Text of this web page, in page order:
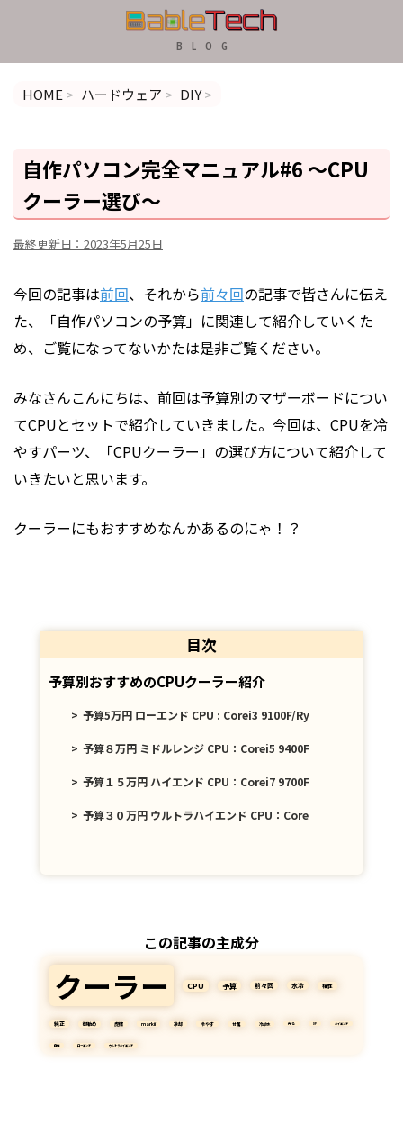
B L O G
HOME > ハードウェア > DIY>
自作パソコン完全マニュアル#6 〜CPU
クーラー選び～
最終更新日： 2023年5月25日
今回の記事は前回、それから前々回の記事で皆さんに伝え
た、「自作パソコンの予算」に関連して紹介していくた
め、ご覧になってないかたは是非ご覧ください。
みなさんこんにちは、前回は予算別のマザーボードについ
てCPUとセットで紹介していきました。今回は、CPUを冷
やすパーツ、「CPUクーラー」の選び方について紹介して
いきたいと思います。
クーラーにもおすすめなんかあるのにゃ！？
目次
予算別おすすめのCPUクーラー紹介
予算5万円 ローエンド CPU : Corei3 9100F/Ryzen 3 3200G
予算８万円 ミドルレンジ CPU：Corei5 9400F / Ryzen5 2600
予算１５万円 ハイエンド CPU：Corei7 9700F / Ryzen7 3700X
予算３０万円 ウルトラハイエンド CPU：Corei9 9900K /
この記事の主成分
クーラー CPU 予算 前々回 水冷 相性
純正 御勧め 虎徹 markii 冷却 冷やす 付属 冷却水 光る DP ハイエンド
自作 ローエンド ウルトラハイエンド